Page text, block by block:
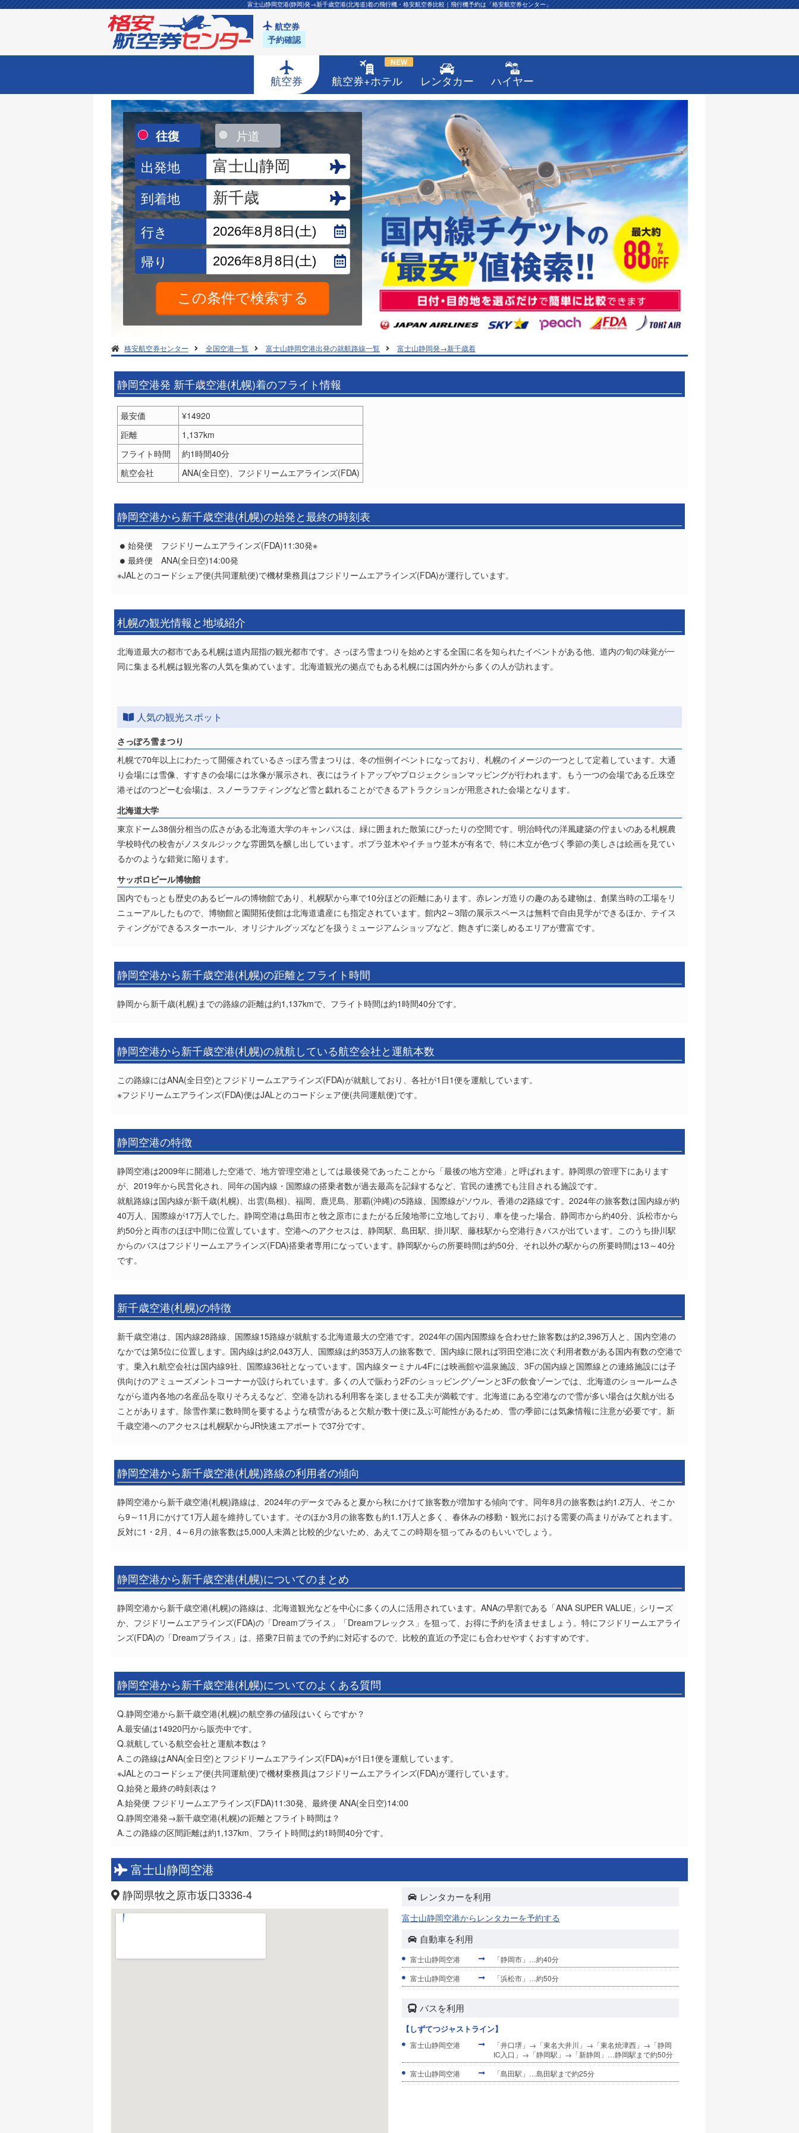
富士山静岡空港(静岡)発→新千歳空港(北海道)着の飛行機・格安航空券比較｜飛行機予約は「格安航空券センター」
航空券
予約確認
航空券 航空券+ホテル
NEW
レンタカー ハイヤー
往復 片道
出発地
到着地
行き
帰り
格安航空券センター 全国空港一覧 富士山静岡空港出発の就航路線一覧 富士山静岡発→新千歳着
静岡空港発 新千歳空港(札幌)着のフライト情報
最安価
¥14920
距離
1,137km
フライト時間
約1時間40分
航空会社
ANA(全日空)、フジドリームエアラインズ(FDA)
静岡空港から新千歳空港(札幌)の始発と最終の時刻表
始発便 フジドリームエアラインズ(FDA)11:30発※
最終便 ANA(全日空)14:00発
※JALとのコードシェア便(共同運航便)で機材乗務員はフジドリームエアラインズ(FDA)が運行しています。
札幌の観光情報と地域紹介
北海道最大の都市である札幌は道内屈指の観光都市です。さっぽろ雪まつりを始めとする全国に名を知られたイベントがある他、道内の旬の味覚が一
同に集まる札幌は観光客の人気を集めています。北海道観光の拠点でもある札幌には国内外から多くの人が訪れます。
人気の観光スポット
さっぽろ雪まつり
札幌で70年以上にわたって開催されているさっぽろ雪まつりは、冬の恒例イベントになっており、札幌のイメージの一つとして定着しています。大通
り会場には雪像、すすきの会場には氷像が展示され、夜にはライトアップやプロジェクションマッピングが行われます。もう一つの会場である丘珠空
港そばのつどーむ会場は、スノーラフティングなど雪と戯れることができるアトラクションが用意された会場となります。
北海道大学
東京ドーム38個分相当の広さがある北海道大学のキャンパスは、緑に囲まれた散策にぴったりの空間です。明治時代の洋風建築の佇まいのある札幌農
学校時代の校舎がノスタルジックな雰囲気を醸し出しています。ポプラ並木やイチョウ並木が有名で、特に木立が色づく季節の美しさは絵画を見てい
るかのような錯覚に陥ります。
サッポロビール博物館
国内でもっとも歴史のあるビールの博物館であり、札幌駅から車で10分ほどの距離にあります。赤レンガ造りの趣のある建物は、創業当時の工場をリ
ニューアルしたもので、博物館と園開拓使館は北海道遺産にも指定されています。館内2～3階の展示スペースは無料で自由見学ができるほか、テイス
ティングができるスターホール、オリジナルグッズなどを扱うミュージアムショップなど、飽きずに楽しめるエリアが豊富です。
静岡空港から新千歳空港(札幌)の距離とフライト時間
静岡から新千歳(札幌)までの路線の距離は約1,137kmで、フライト時間は約1時間40分です。
静岡空港から新千歳空港(札幌)の就航している航空会社と運航本数
この路線にはANA(全日空)とフジドリームエアラインズ(FDA)が就航しており、各社が1日1便を運航しています。
※フジドリームエアラインズ(FDA)便はJALとのコードシェア便(共同運航便)です。
静岡空港の特徴
静岡空港は2009年に開港した空港で、地方管理空港としては最後発であったことから「最後の地方空港」と呼ばれます。静岡県の管理下にあります
が、2019年から民営化され、同年の国内線・国際線の搭乗者数が過去最高を記録するなど、官民の連携でも注目される施設です。
就航路線は国内線が新千歳(札幌)、出雲(島根)、福岡、鹿児島、那覇(沖縄)の5路線、国際線がソウル、香港の2路線です。2024年の旅客数は国内線が約
40万人、国際線が17万人でした。静岡空港は島田市と牧之原市にまたがる丘陵地帯に立地しており、車を使った場合、静岡市から約40分、浜松市から
約50分と両市のほぼ中間に位置しています。空港へのアクセスは、静岡駅、島田駅、掛川駅、藤枝駅から空港行きバスが出ています。このうち掛川駅
からのバスはフジドリームエアラインズ(FDA)搭乗者専用になっています。静岡駅からの所要時間は約50分、それ以外の駅からの所要時間は13～40分
です。
新千歳空港(札幌)の特徴
新千歳空港は、国内線28路線、国際線15路線が就航する北海道最大の空港です。2024年の国内国際線を合わせた旅客数は約2,396万人と、国内空港の
なかでは第5位に位置します。国内線は約2,043万人、国際線は約353万人の旅客数で、国内線に限れば羽田空港に次ぐ利用者数がある国内有数の空港で
す。乗入れ航空会社は国内線9社、国際線36社となっています。国内線ターミナル4Fには映画館や温泉施設、3Fの国内線と国際線との連絡施設には子
供向けのアミューズメントコーナーが設けられています。多くの人で賑わう2Fのショッピングゾーンと3Fの飲食ゾーンでは、北海道のショールームさ
ながら道内各地の名産品を取りそろえるなど、空港を訪れる利用客を楽しませる工夫が満載です。北海道にある空港なので雪が多い場合は欠航が出る
ことがあります。除雪作業に数時間を要するような積雪があると欠航が数十便に及ぶ可能性があるため、雪の季節には気象情報に注意が必要です。新
千歳空港へのアクセスは札幌駅からJR快速エアポートで37分です。
静岡空港から新千歳空港(札幌)路線の利用者の傾向
静岡空港から新千歳空港(札幌)路線は、2024年のデータでみると夏から秋にかけて旅客数が増加する傾向です。同年8月の旅客数は約1.2万人、そこか
ら9～11月にかけて1万人超を維持しています。そのほか3月の旅客数も約1.1万人と多く、春休みの移動・観光における需要の高まりがみてとれます。
反対に1・2月、4～6月の旅客数は5,000人未満と比較的少ないため、あえてこの時期を狙ってみるのもいいでしょう。
静岡空港から新千歳空港(札幌)についてのまとめ
静岡空港から新千歳空港(札幌)の路線は、北海道観光などを中心に多くの人に活用されています。ANAの早割である「ANA SUPER VALUE」シリーズ
か、フジドリームエアラインズ(FDA)の「Dreamプライス」「Dreamフレックス」を狙って、お得に予約を済ませましょう。特にフジドリームエアライ
ンズ(FDA)の「Dreamプライス」は、搭乗7日前までの予約に対応するので、比較的直近の予定にも合わせやすくおすすめです。
静岡空港から新千歳空港(札幌)についてのよくある質問
Q.静岡空港から新千歳空港(札幌)の航空券の値段はいくらですか？
A.最安値は14920円から販売中です。
Q.就航している航空会社と運航本数は？
A.この路線はANA(全日空)とフジドリームエアラインズ(FDA)※が1日1便を運航しています。
※JALとのコードシェア便(共同運航便)で機材乗務員はフジドリームエアラインズ(FDA)が運行しています。
Q.始発と最終の時刻表は？
A.始発便 フジドリームエアラインズ(FDA)11:30発、最終便 ANA(全日空)14:00
Q.静岡空港発→新千歳空港(札幌)の距離とフライト時間は？
A.この路線の区間距離は約1,137km、フライト時間は約1時間40分です。
富士山静岡空港
静岡県牧之原市坂口3336-4 レンタカーを利用
富士山静岡空港からレンタカーを予約する
自動車を利用
富士山静岡空港
「静岡市」…約40分
富士山静岡空港
「浜松市」…約50分
バスを利用
【しずてつジャストライン】
富士山静岡空港
「井口堺」→「東名大井川」→「東名焼津西」→「静岡
IC入口」→「静岡駅」→「新静岡」…静岡駅まで約50分
富士山静岡空港
「島田駅」…島田駅まで約25分